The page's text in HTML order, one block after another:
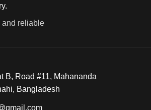
and reliable
B, Road #11, Mahananda
Bangladesh